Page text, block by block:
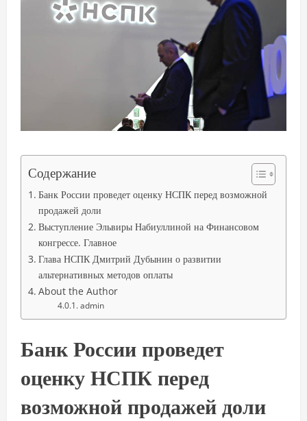
Содержание
Банк России проведет оценку НСПК перед возможной
продажей доли
Выступление Эльвиры Набиуллиной на Финансовом
конгрессе. Главное
Глава НСПК Дмитрий Дубынин о развитии
альтернативных методов оплаты
About the Author
admin
Банк России проведет
оценку НСПК перед
возможной продажей доли